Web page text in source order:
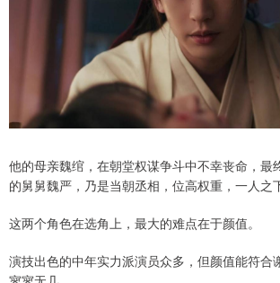
他的母亲魏绾，在朝堂权谋争斗中不幸丧命，最
的舅舅魏严，乃是当朝丞相，位高权重，一人之
这两个角色在选角上，最大的难点在于颜值。
演技出色的中年实力派演员众多，但颜值能符合